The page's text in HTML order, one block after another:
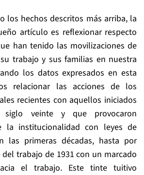
los hechos descritos más arriba, la
artículo es reflexionar respecto
han tenido las movilizaciones de
trabajo y sus familias en nuestra
los datos expresados en esta
relacionar las acciones de los
recientes con aquellos iniciados
veinte y que provocaron
la institucionalidad con leyes de
las primeras décadas, hasta por
trabajo de 1931 con un marcado
el trabajo. Este tinte tuitivo